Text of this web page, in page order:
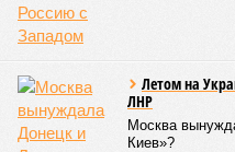
Летом на
ЛНР
Москва
Киев»?